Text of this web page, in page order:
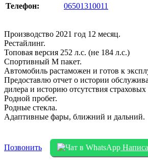
Телефон:
06501310011
Производство 2021 год 12 месяц.
Рестайлинг.
Топовая версия 252 л.с. (не 184 л.с.)
Спортивный М пакет.
Автомобиль растаможен и готов к
Предоставлю отчет о истории
дилера и историю отсутствия
Родной пробег.
Родные стекла.
Адаптивные фары, ближний и дальний.
Позвонить